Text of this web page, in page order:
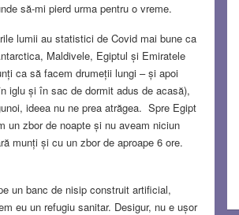
să-mi pierd urma pentru o vreme.
lumii au statistici de Covid mai bune ca
Maldivele, Egiptul și Emiratele
ca să facem drumeții lungi – și apoi
iglu și în sac de dormit adus de acasă),
ideea nu ne prea atrăgea. Spre Egipt
un zbor de noapte și nu aveam niciun
munți și cu un zbor de aproape 6 ore.
un banc de nisip construit artificial,
eu un refugiu sanitar. Desigur, nu e ușor